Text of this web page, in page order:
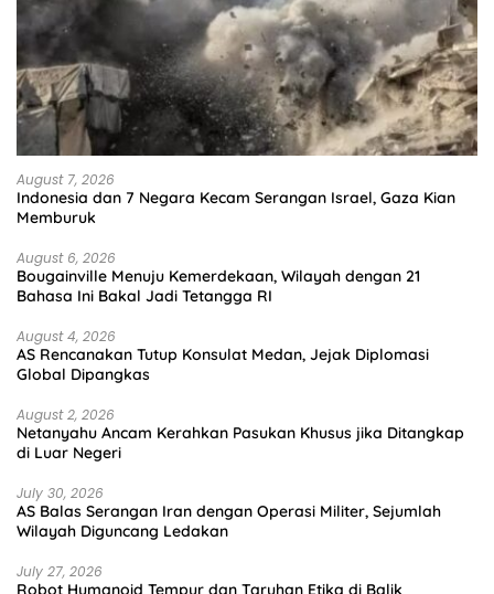
August 7, 2026
Indonesia dan 7 Negara Kecam Serangan Israel, Gaza Kian
Memburuk
August 6, 2026
Bougainville Menuju Kemerdekaan, Wilayah dengan 21
Bahasa Ini Bakal Jadi Tetangga RI
August 4, 2026
AS Rencanakan Tutup Konsulat Medan, Jejak Diplomasi
Global Dipangkas
August 2, 2026
Netanyahu Ancam Kerahkan Pasukan Khusus jika Ditangkap
di Luar Negeri
July 30, 2026
AS Balas Serangan Iran dengan Operasi Militer, Sejumlah
Wilayah Diguncang Ledakan
July 27, 2026
Robot Humanoid Tempur dan Taruhan Etika di Balik